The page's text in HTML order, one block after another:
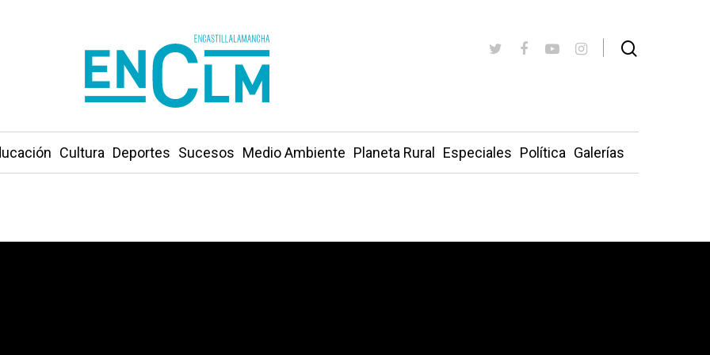
Cultura Deportes Sucesos Medio Ambiente Planeta Rural Especiales Política Galerías